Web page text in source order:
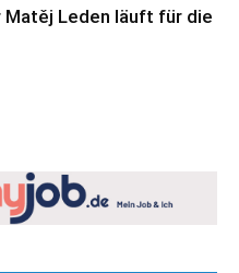
Matěj Leden läuft für die